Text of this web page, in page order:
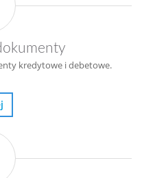
kredytowe i debetowe.